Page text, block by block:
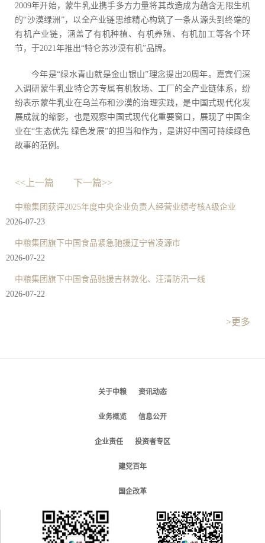
2009年开始，蒙牛乳业携手多方力量将其改造成为蕴含无限生机
的“沙漠绿洲”，以全产业链思维精心构筑了一条从源头到终端的
有机产业链，涵盖了有机种植、有机养殖、有机加工等各个环
节，于2021年推出“特仑苏沙漠有机”品牌。
今年是“绿水青山就是金山银山”理念提出20周年。嘉宾们深
入调研蒙牛乳业特仑苏专属有机牧场、工厂的全产业链体系，纷
纷表示蒙牛乳业在乌兰布和沙漠的治理实践，是中国式现代化发
展成就的缩影，也是观察中国式现代化重要窗口，展现了中国企
业在“生态优先 绿色发展”的担当和作为，是讲好中国可持续绿色
故事的范例。
<<上一篇 下一篇>>
中粮集团获评2025年度中央企业负责人经营业绩考核A级企业
2026-07-23
中粮集团旗下中国食品紧急驰援辽宁省凌源市
2026-07-22
中粮集团旗下中国食品驰援吉林敦化、汪清防汛一线
2026-07-22
>更多
关于中粮 资讯动态
业务概览 信息公开
企业责任 投资者专区
建党百年
国企改革